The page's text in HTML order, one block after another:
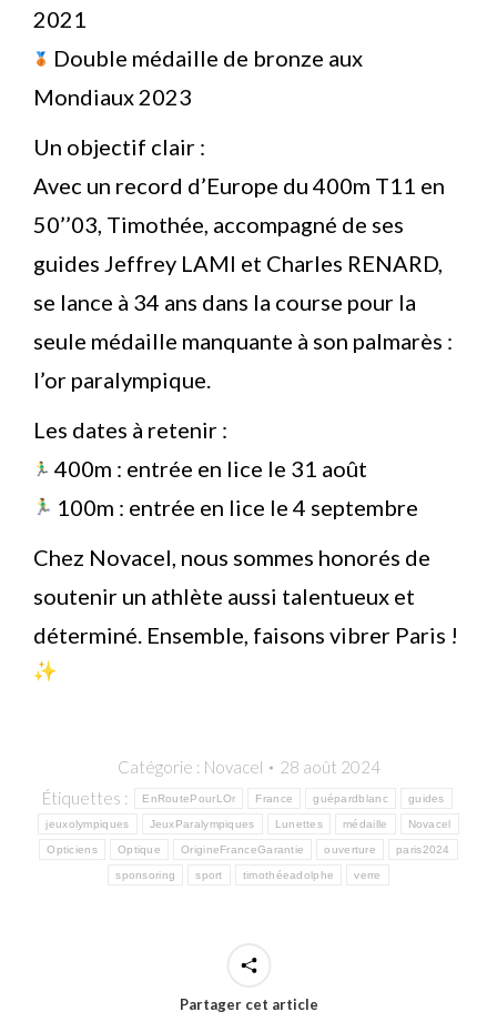
2021
Double médaille de bronze aux
Mondiaux 2023
Un objectif clair :
Avec un record d’Europe du 400m T11 en
50’’03, Timothée, accompagné de ses
guides Jeffrey LAMI et Charles RENARD,
se lance à 34 ans dans la course pour la
seule médaille manquante à son palmarès :
l’or paralympique.
Les dates à retenir :
400m : entrée en lice le 31 août
100m : entrée en lice le 4 septembre
Chez Novacel, nous sommes honorés de
soutenir un athlète aussi talentueux et
déterminé. Ensemble, faisons vibrer Paris !
Catégorie : Novacel
28 août 2024
Étiquettes :
EnRoutePourLOr France guépardblanc guides
jeuxolympiques JeuxParalympiques Lunettes médaille Novacel
Opticiens Optique OrigineFranceGarantie ouverture paris2024
sponsoring sport timothéeadolphe verre
Partager cet article